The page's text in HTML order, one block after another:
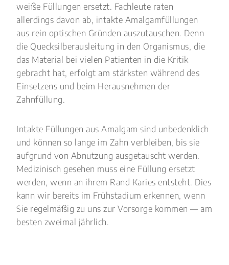
weiße Füllungen ersetzt. Fachleute raten
allerdings davon ab, intakte Amalgamfüllungen
aus rein optischen Gründen auszutauschen. Denn
die Quecksilberausleitung in den Organismus, die
das Material bei vielen Patienten in die Kritik
gebracht hat, erfolgt am stärksten während des
Einsetzens und beim Herausnehmen der
Zahnfüllung.
Intakte Füllungen aus Amalgam sind unbedenklich
und können so lange im Zahn verbleiben, bis sie
aufgrund von Abnutzung ausgetauscht werden.
Medizinisch gesehen muss eine Füllung ersetzt
werden, wenn an ihrem Rand Karies entsteht. Dies
kann wir bereits im Frühstadium erkennen, wenn
Sie regelmäßig zu uns zur Vorsorge kommen — am
besten zweimal jährlich.